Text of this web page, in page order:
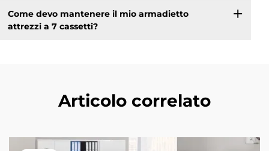
Come devo mantenere il mio armadietto
attrezzi a 7 cassetti?
Articolo correlato